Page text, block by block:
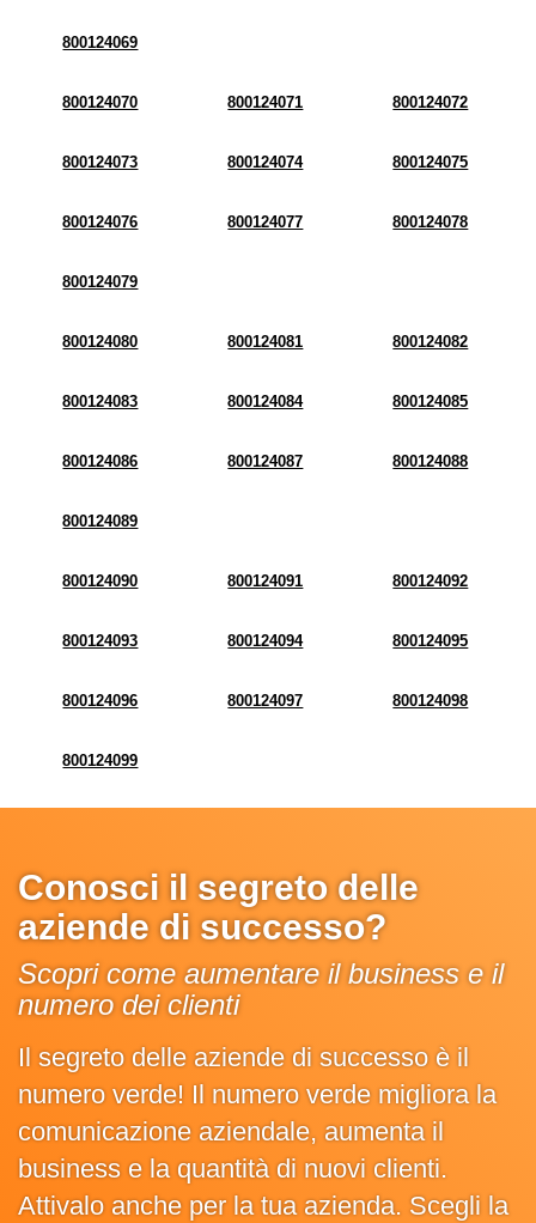
800124069
800124070 800124071 800124072
800124073 800124074 800124075
800124076 800124077 800124078
800124079
800124080 800124081 800124082
800124083 800124084 800124085
800124086 800124087 800124088
800124089
800124090 800124091 800124092
800124093 800124094 800124095
800124096 800124097 800124098
800124099
Conosci il segreto delle
aziende di successo?
Scopri come aumentare il business e il
numero dei clienti
Il segreto delle aziende di successo è il
numero verde! Il numero verde migliora la
comunicazione aziendale, aumenta il
business e la quantità di nuovi clienti.
Attivalo anche per la tua azienda. Scegli la